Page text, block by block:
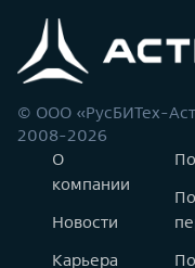
© ООО «РусБИТех-
2008-2026
О
компании
Новости
Карьера